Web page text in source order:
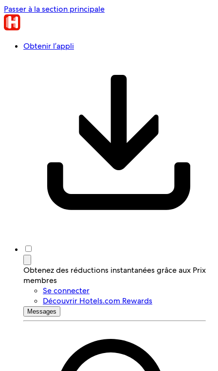
Passer à la section principale
Obtenir l’appli
Obtenez des réductions instantanées grâce aux Prix
membres
Se connecter
Découvrir Hotels.com Rewards
Messages